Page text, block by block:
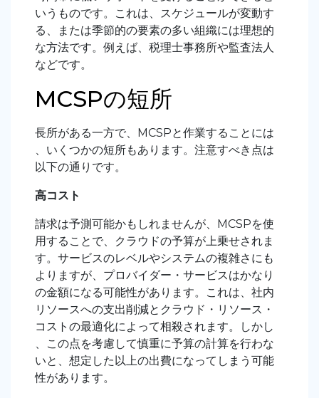
いうものです。これは、スケジュールが変動す
る、または季節的の要素の多い組織には理想的
な方法です。例えば、税理士事務所や監査法人
などです。
MCSPの短所
長所がある一方で、MCSPと作業することには
、いくつかの短所もあります。注意すべき点は
以下の通りです。
高コスト
請求は予測可能かもしれませんが、MCSPを使
用することで、クラウドの予算が上乗せされま
す。サービスのレベルやシステムの複雑さにも
よりますが、プロバイダー・サービスはかなり
の金額になる可能性があります。これは、社内
リソースへの支出削減とクラウド・リソース・
コストの最適化によって相殺されます。しかし
、この点を考慮して慎重に予算の計算を行わな
いと、想定した以上の出費になってしまう可能
性があります。